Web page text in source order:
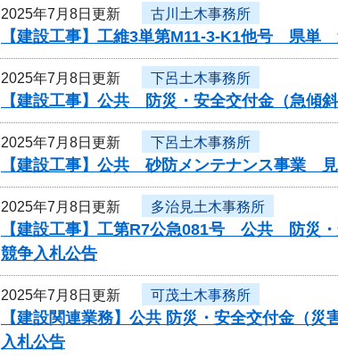
2025年7月8日更新 古川土木事務所
【建設工事】工維3単第M11-3-K1他号 県単
2025年7月8日更新 下呂土木事務所
【建設工事】公共 防災・安全交付金（急傾
2025年7月8日更新 下呂土木事務所
【建設工事】公共 砂防メンテナンス事業
2025年7月8日更新 多治見土木事務所
【建設工事】工第R7公急081号 公共 防災
競争入札公告
2025年7月8日更新 可茂土木事務所
【建設関連業務】公共 防災・安全交付金（
入札公告